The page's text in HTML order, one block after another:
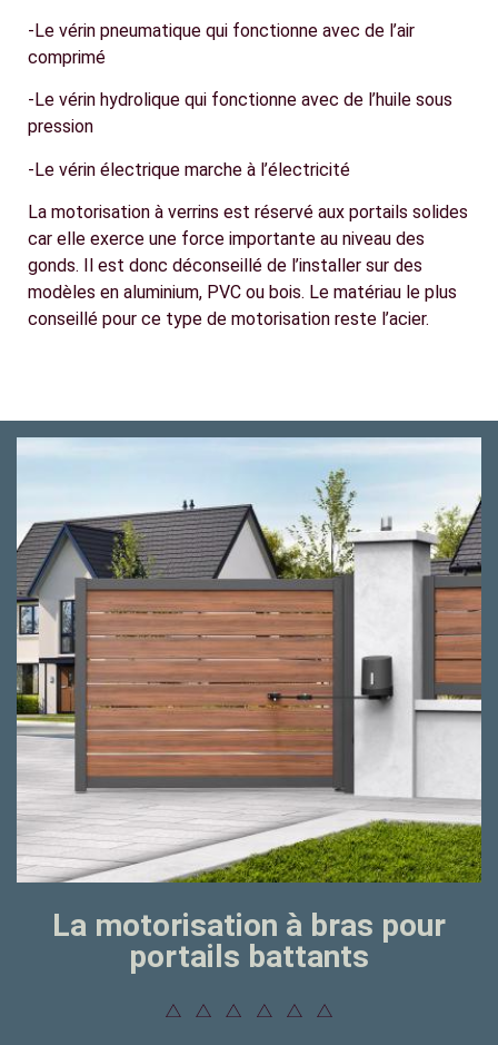
-Le vérin pneumatique qui fonctionne avec de l’air
comprimé
-Le vérin hydrolique qui fonctionne avec de l’huile sous
pression
-Le vérin électrique marche à l’électricité
La motorisation à verrins est réservé aux portails solides
car elle exerce une force importante au niveau des
gonds. Il est donc déconseillé de l’installer sur des
modèles en aluminium, PVC ou bois. Le matériau le plus
conseillé pour ce type de motorisation reste l’acier.
La motorisation à bras pour
portails battants